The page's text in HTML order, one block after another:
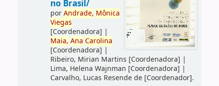
no Brasil/
porAndrade, Mônica
Viegas
[Coordenadora] |
Maia, Ana Carolina
[Coordenadora] |
Ribeiro, Mirian Martins [Coordenadora] |
Lima, Helena Wajnman [Coordenadora] |
Carvalho, Lucas Resende de[Coordenador].